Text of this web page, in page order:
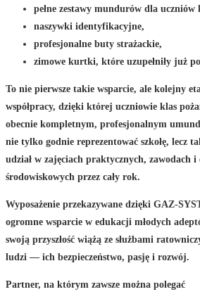
pełne zestawy mundurów dla uczniów
naszywki identyfikacyjne,
profesjonalne buty strażackie,
zimowe kurtki, które uzupełniły już
To nie pierwsze takie wsparcie, ale kolejny
współpracy, dzięki której uczniowie klas
obecnie kompletnym, profesjonalnym
nie tylko godnie reprezentować szkołę, lecz
udział w zajęciach praktycznych, zawodach i
środowiskowych przez cały rok.
Wyposażenie przekazywane dzięki GAZ-
ogromne wsparcie w edukacji młodych
swoją przyszłość wiążą ze służbami
ludzi — ich bezpieczeństwo, pasję i rozwój.
Partner, na którym zawsze można polegać